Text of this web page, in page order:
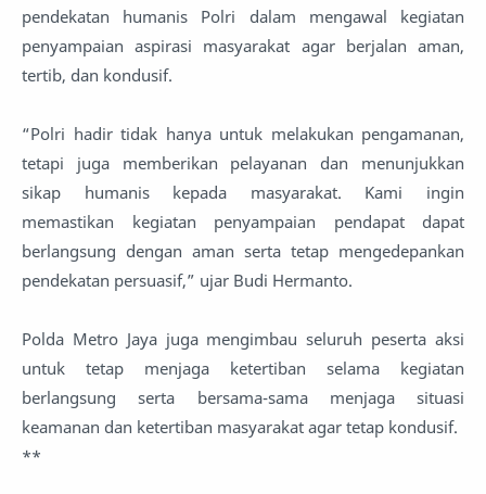
pendekatan humanis Polri dalam mengawal kegiatan
penyampaian aspirasi masyarakat agar berjalan aman,
tertib, dan kondusif.
“Polri hadir tidak hanya untuk melakukan pengamanan,
tetapi juga memberikan pelayanan dan menunjukkan
sikap humanis kepada masyarakat. Kami ingin
memastikan kegiatan penyampaian pendapat dapat
berlangsung dengan aman serta tetap mengedepankan
pendekatan persuasif,” ujar Budi Hermanto.
Polda Metro Jaya juga mengimbau seluruh peserta aksi
untuk tetap menjaga ketertiban selama kegiatan
berlangsung serta bersama-sama menjaga situasi
keamanan dan ketertiban masyarakat agar tetap kondusif.
**